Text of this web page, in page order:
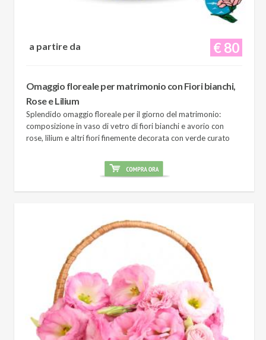
€ 80
a partire da
Omaggio floreale per matrimonio con Fiori bianchi,
Rose e Lilium
Splendido omaggio floreale per il giorno del matrimonio:
composizione in vaso di vetro di fiori bianchi e avorio con
rose, lilium e altri fiori finemente decorata con verde curato